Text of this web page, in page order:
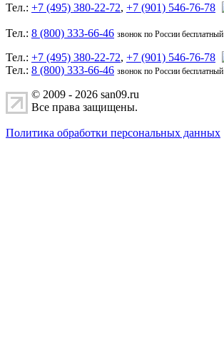
Тел.: +7 (495) 380-22-72, +7 (901) 546-76-78
Тел.: 8 (800) 333-66-46 звонок по России бесплатный
Тел.: +7 (495) 380-22-72, +7 (901) 546-76-78
Тел.: 8 (800) 333-66-46 звонок по России бесплатный
© 2009 - 2026 san09.ru
Все права защищены.
Политика обработки персональных данных